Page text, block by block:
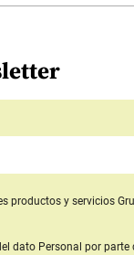
productos y servicios
dato Personal por parte